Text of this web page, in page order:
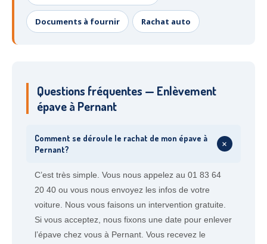
Documents à fournir Rachat auto
Questions fréquentes — Enlèvement
épave à Pernant
Comment se déroule le rachat de mon épave à
Pernant?
+
C’est très simple. Vous nous appelez au 01 83 64
20 40 ou vous nous envoyez les infos de votre
voiture. Nous vous faisons un intervention gratuite.
Si vous acceptez, nous fixons une date pour enlever
l’épave chez vous à Pernant. Vous recevez le